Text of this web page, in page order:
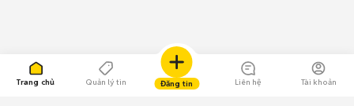
Trang chủ Quản lý tin Đăng tin Liên hệ Tài khoản